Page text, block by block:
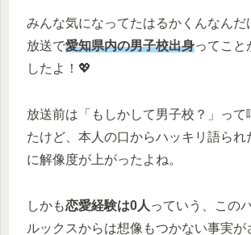
みんな気になってたはるかくんなんだ
放送で愛知県内の男子校出身ってこと
したよ！💖
放送前は「もしかして男子校？」って
たけど、本人の口からハッキリ語られ
に解像度が上がったよね。
しかも恋愛経験は0人 っていう、この
ルックスからは想像もつかない事実が